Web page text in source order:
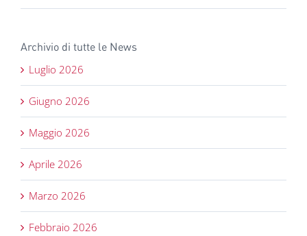
Archivio di tutte le News
Luglio 2026
Giugno 2026
Maggio 2026
Aprile 2026
Marzo 2026
Febbraio 2026